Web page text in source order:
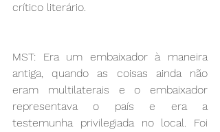
crítico literário.
MST: Era um embaixador à maneira
antiga, quando as coisas ainda não
eram multilaterais e o embaixador
representava o país e era a
testemunha privilegiada no local. Foi